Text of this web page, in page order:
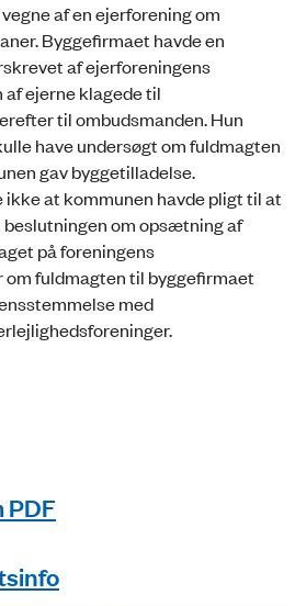
af en ejerforening om
Byggefirmaet havde en
af ejerforeningens
af ejerne klagede til
til ombudsmanden. Hun
have undersøgt om fuldmagten
gav byggetilladelse.
at kommunen havde pligt til at
om opsætning af
på foreningens
fuldmagten til byggefirmaet
med
PDF